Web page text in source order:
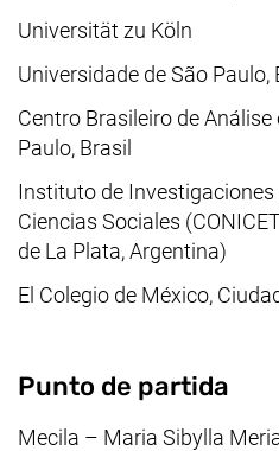
Universität zu Köln
Universidade de São Paulo,
Centro Brasileiro de
Paulo, Brasil
Instituto de
Ciencias Sociales
de La Plata, Argentina)
El Colegio de México,
Descripción
Punto de partida
Mecila – Maria Sibylla